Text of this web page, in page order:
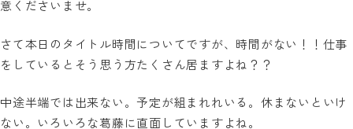
意くださいませ。
さて本日のタイトル時間についてですが、時間がない！！仕事
をしているとそう思う方たくさん居ますよね？？
中途半端では出来ない。予定が組まれれいる。休まないといけ
ない。いろいろな葛藤に直面していますよね。